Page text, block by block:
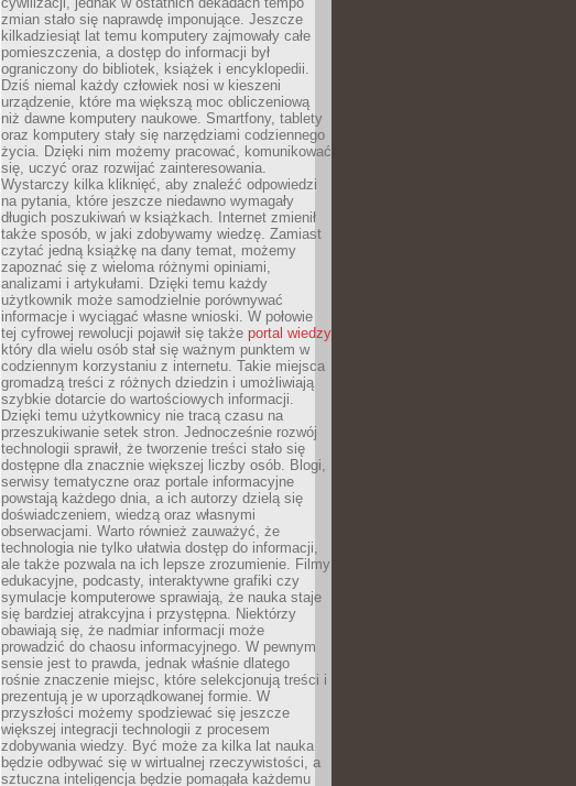
zmian stało się naprawdę imponujące. Jeszcze
kilkadziesiąt lat temu komputery zajmowały całe
pomieszczenia, a dostęp do informacji był
ograniczony do bibliotek, książek i encyklopedii.
Dziś niemal każdy człowiek nosi w kieszeni
urządzenie, które ma większą moc obliczeniową
niż dawne komputery naukowe. Smartfony, tablety
oraz komputery stały się narzędziami codziennego
życia. Dzięki nim możemy pracować, komunikować
się, uczyć oraz rozwijać zainteresowania.
Wystarczy kilka kliknięć, aby znaleźć odpowiedzi
na pytania, które jeszcze niedawno wymagały
długich poszukiwań w książkach. Internet zmienił
także sposób, w jaki zdobywamy wiedzę. Zamiast
czytać jedną książkę na dany temat, możemy
zapoznać się z wieloma różnymi opiniami,
analizami i artykułami. Dzięki temu każdy
użytkownik może samodzielnie porównywać
informacje i wyciągać własne wnioski. W połowie
tej cyfrowej rewolucji pojawił się także portal wiedzy
który dla wielu osób stał się ważnym punktem w
codziennym korzystaniu z internetu. Takie miejsca
gromadzą treści z różnych dziedzin i umożliwiają
szybkie dotarcie do wartościowych informacji.
Dzięki temu użytkownicy nie tracą czasu na
przeszukiwanie setek stron. Jednocześnie rozwój
technologii sprawił, że tworzenie treści stało się
dostępne dla znacznie większej liczby osób. Blogi,
serwisy tematyczne oraz portale informacyjne
powstają każdego dnia, a ich autorzy dzielą się
doświadczeniem, wiedzą oraz własnymi
obserwacjami. Warto również zauważyć, że
technologia nie tylko ułatwia dostęp do informacji,
ale także pozwala na ich lepsze zrozumienie. Filmy
edukacyjne, podcasty, interaktywne grafiki czy
symulacje komputerowe sprawiają, że nauka staje
się bardziej atrakcyjna i przystępna. Niektórzy
obawiają się, że nadmiar informacji może
prowadzić do chaosu informacyjnego. W pewnym
sensie jest to prawda, jednak właśnie dlatego
rośnie znaczenie miejsc, które selekcjonują treści i
prezentują je w uporządkowanej formie. W
przyszłości możemy spodziewać się jeszcze
większej integracji technologii z procesem
zdobywania wiedzy. Być może za kilka lat nauka
będzie odbywać się w wirtualnej rzeczywistości, a
sztuczna inteligencja będzie pomagała każdemu